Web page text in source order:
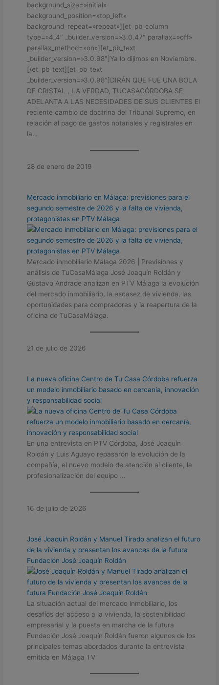
background_size=»initial»
background_position=»top_left»
background_repeat=»repeat»][et_pb_column
type=»4_4″ _builder_version=»3.0.47″ parallax=»off»
parallax_method=»on»][et_pb_text
_builder_version=»3.0.98″]Ya lo dijimos en Noviembre.
[/et_pb_text][et_pb_text
_builder_version=»3.0.98″]DIRÁN QUE FUE UNA BOLA
DE CRISTAL , LA VERDAD, TUCASACÓRDOBA SE
ADELANTA A LAS NECESIDADES DE SUS CLIENTES El
reciente cambio de doctrina del Tribunal Supremo, en
relación al pago de gastos notariales y registrales en
la…
28 de enero de 2019
Mercado inmobiliario en Málaga: previsiones para el
segundo semestre de 2026 y la falta de vivienda,
protagonistas en PTV Málaga
Mercado inmobiliario Málaga 2026 | Previsiones y
análisis de TuCasaMálaga José Joaquín Roldán y
Gustavo Andrade analizan en PTV Málaga la evolución
del mercado inmobiliario, la escasez de vivienda, las
oportunidades para compradores y la reapertura de la
oficina de TuCasaMálaga.
21 de julio de 2026
La nueva oficina Centro de Tu Casa Córdoba refuerza
un modelo inmobiliario basado en cercanía, innovación
y responsabilidad social
En una entrevista en PTV Córdoba, José Joaquín
Roldán y Luis Aguayo repasaron la evolución de la
compañía, el nuevo modelo de atención al cliente, la
profesionalización del equipo …
16 de julio de 2026
José Joaquín Roldán y Manuel Tirado analizan el futuro
de la vivienda y presentan los avances de la futura
Fundación José Joaquín Roldán
La situación actual del mercado inmobiliario, los
desafíos del acceso a la vivienda, la sostenibilidad
empresarial y la puesta en marcha de la futura
Fundación José Joaquín Roldán fueron algunos de los
principales temas abordados durante la entrevista
emitida en Málaga TV